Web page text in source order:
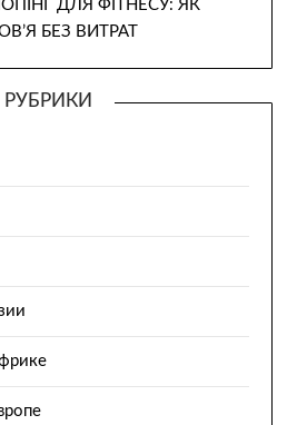
ДЛЯ ФІТНЕСУ: ЯК
БЕЗ ВИТРАТ
РУБРИКИ